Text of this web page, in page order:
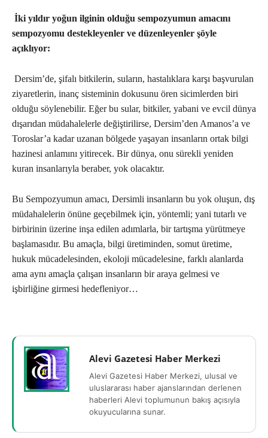
İki yıldır yoğun ilginin olduğu sempozyumun amacını
sempozyomu destekleyenler ve düzenleyenler şöyle
açıklıyor:
Dersim’de, şifalı bitkilerin, suların, hastalıklara karşı başvurulan
ziyaretlerin, inanç sisteminin dokusunu ören sicimlerden biri
olduğu söylenebilir. Eğer bu sular, bitkiler, yabani ve evcil dünya
dışarıdan müdahalelerle değiştirilirse, Dersim’den Amanos’a ve
Toroslar’a kadar uzanan bölgede yaşayan insanların ortak bilgi
hazinesi anlamını yitirecek. Bir dünya, onu sürekli yeniden
kuran insanlarıyla beraber, yok olacaktır.
Bu Sempozyumun amacı, Dersimli insanların bu yok oluşun, dış
müdahalelerin önüne geçebilmek için, yöntemli; yani tutarlı ve
birbirinin üzerine inşa edilen adımlarla, bir tartışma yürütmeye
başlamasıdır. Bu amaçla, bilgi üretiminden, somut üretime,
hukuk mücadelesinden, ekoloji mücadelesine, farklı alanlarda
ama aynı amaçla çalışan insanların bir araya gelmesi ve
işbirliğine girmesi hedefleniyor…
Alevi Gazetesi Haber Merkezi
Alevi Gazetesi Haber Merkezi, ulusal ve
uluslararası haber ajanslarından derlenen
haberleri Alevi toplumunun bakış açısıyla
okuyucularına sunar.